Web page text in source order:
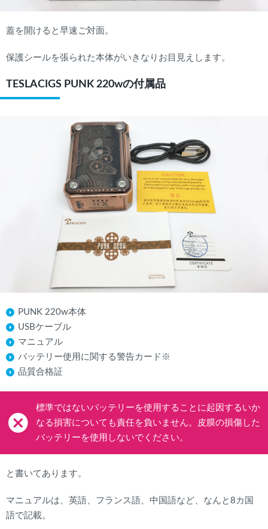
蓋を開けると早速ご対面。
保護シールを張られた本体がいきなりお目見えします。
TESLACIGS PUNK 220wの付属品
PUNK 220w本体
USBケーブル
マニュアル
バッテリー使用に関する警告カード※
品質合格証
標準ではないバッテリーを使用することに起因するいか
なる損害についても責任を負いません。皮膜の損傷した
バッテリーを使用しないでください。
と書いてあります。
マニュアルは、英語、フランス語、中国語など、なんと8カ国
語で記載。